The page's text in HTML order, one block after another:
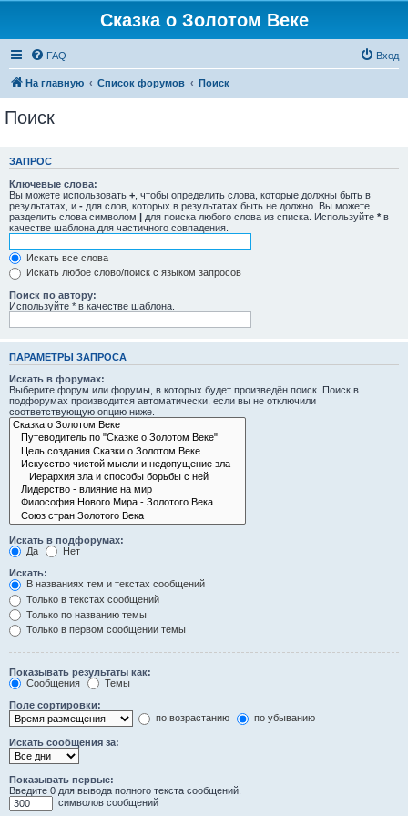
Сказка о Золотом Веке
FAQ Вход
На главную Список форумов Поиск
Поиск
ЗАПРОС
Ключевые слова:
Вы можете использовать + , чтобы определить слова, которые должны быть в
результатах, и - для слов, которых в результатах быть не должно. Вы можете
разделить слова символом | для поиска любого слова из списка. Используйте * в
качестве шаблона для частичного совпадения.
Искать все слова
Искать любое слово/поиск с языком запросов
Поиск по автору:
Используйте * в качестве шаблона.
ПАРАМЕТРЫ ЗАПРОСА
Искать в форумах:
Выберите форум или форумы, в которых будет произведён поиск. Поиск в
подфорумах производится автоматически, если вы не отключили
соответствующую опцию ниже.
Искать в подфорумах:
Да
Нет
Искать:
В названиях тем и текстах сообщений
Только в текстах сообщений
Только по названию темы
Только в первом сообщении темы
Показывать результаты как:
Сообщения
Темы
Поле сортировки:
по возрастанию
по убыванию
Искать сообщения за:
Показывать первые:
Введите 0 для вывода полного текста сообщений.
символов сообщений